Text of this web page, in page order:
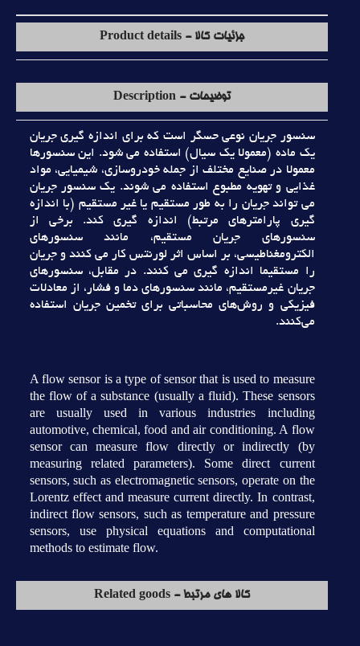
جزئیات کالا - Product details
توضیحات - Description
سنسور جريان نوعي حسگر است که براي اندازه گيري جريان
يک ماده (معمولا يک سيال) استفاده مي شود. اين سنسورها
معمولا در صنايع مختلف از جمله خودروسازي، شيميايي، مواد
غذايي و تهويه مطبوع استفاده مي شوند. يک سنسور جريان
مي تواند جريان را به طور مستقيم يا غير مستقيم (با اندازه
گيري پارامترهاي مرتبط) اندازه گيري کند. برخي از
سنسورهاي جريان مستقيم، مانند سنسورهاي
الکترومغناطيسي، بر اساس اثر لورنتس کار مي کنند و جريان
را مستقيما اندازه گيري مي کنند. در مقابل، سنسورهاي
جريان غيرمستقيم، مانند سنسورهاي دما و فشار، از معادلات
فيزيکي و روش‌هاي محاسباتي براي تخمين جريان استفاده
مي‌کنند.
A flow sensor is a type of sensor that is used to measure
the flow of a substance (usually a fluid). These sensors
are usually used in various industries including
automotive, chemical, food and air conditioning. A flow
sensor can measure flow directly or indirectly (by
measuring related parameters). Some direct current
sensors, such as electromagnetic sensors, operate on the
Lorentz effect and measure current directly. In contrast,
indirect flow sensors, such as temperature and pressure
sensors, use physical equations and computational
methods to estimate flow.
کالا های مرتبط - Related goods